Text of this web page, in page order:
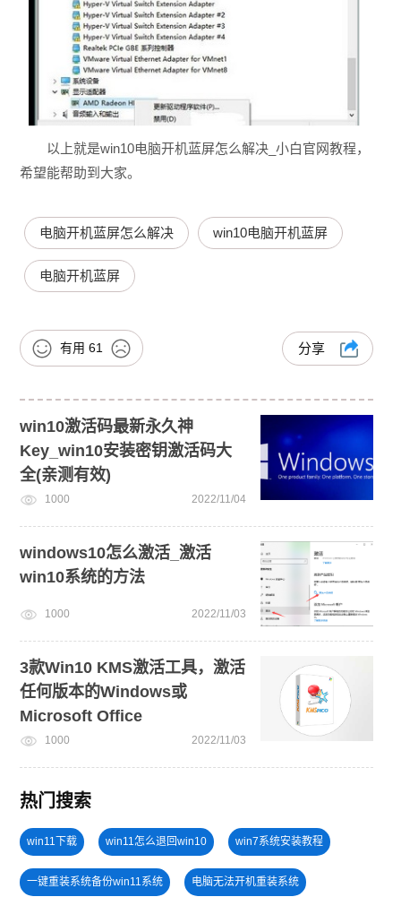
以上就是win10电脑开机蓝屏怎么解决_小白官网教程，
希望能帮助到大家。
电脑开机蓝屏怎么解决 win10电脑开机蓝屏
电脑开机蓝屏
有用 61 分享
win10激活码最新永久神
Key_win10安装密钥激活码大
全(亲测有效)
1000 2022/11/04
windows10怎么激活_激活
win10系统的方法
1000 2022/11/03
3款Win10 KMS激活工具，激活
任何版本的Windows或
Microsoft Office
1000 2022/11/03
热门搜索
win11下载 win11怎么退回win10 win7系统安装教程
一键重装系统备份win11系统 电脑无法开机重装系统